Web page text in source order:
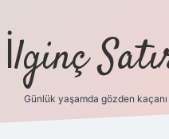
İlginç
Günlük yaşamda gözden